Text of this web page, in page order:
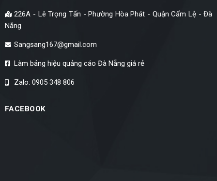
226A - Lê Trọng Tấn - Phường Hòa Phát - Quận Cẩm Lệ - Đà
Nẵng
Sangsang167@gmail.com
Làm bảng hiệu quảng cáo Đà Nẵng giá rẻ
Zalo: 0905 348 806
FACEBOOK